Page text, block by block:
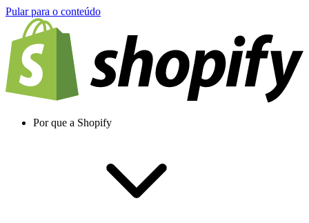
Pular para o conteúdo
Por que a Shopify